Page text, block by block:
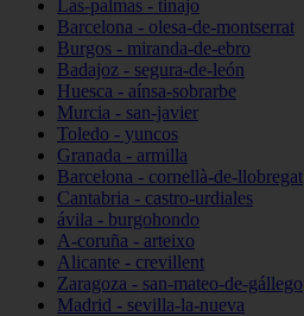
Las-palmas - tinajo
Barcelona - olesa-de-montserrat
Burgos - miranda-de-ebro
Badajoz - segura-de-león
Huesca - aínsa-sobrarbe
Murcia - san-javier
Toledo - yuncos
Granada - armilla
Barcelona - cornellà-de-llobregat
Cantabria - castro-urdiales
ávila - burgohondo
A-coruña - arteixo
Alicante - crevillent
Zaragoza - san-mateo-de-gállego
Madrid - sevilla-la-nueva